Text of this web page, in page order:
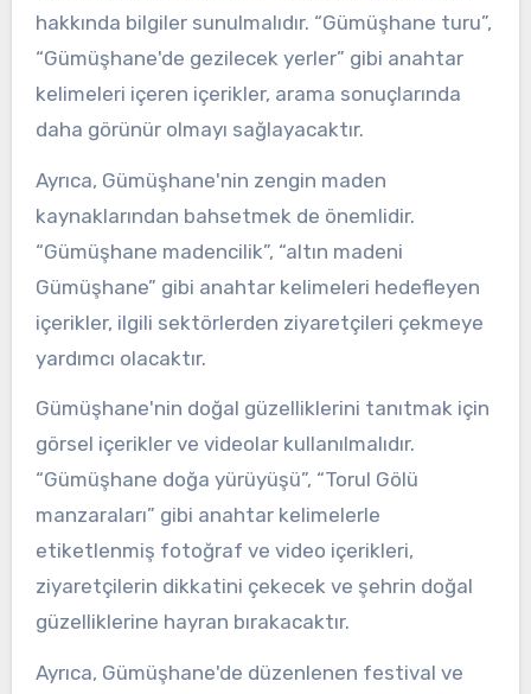
hakkında bilgiler sunulmalıdır. “Gümüşhane turu”,
“Gümüşhane'de gezilecek yerler” gibi anahtar
kelimeleri içeren içerikler, arama sonuçlarında
daha görünür olmayı sağlayacaktır.
Ayrıca, Gümüşhane'nin zengin maden
kaynaklarından bahsetmek de önemlidir.
“Gümüşhane madencilik”, “altın madeni
Gümüşhane” gibi anahtar kelimeleri hedefleyen
içerikler, ilgili sektörlerden ziyaretçileri çekmeye
yardımcı olacaktır.
Gümüşhane'nin doğal güzelliklerini tanıtmak için
görsel içerikler ve videolar kullanılmalıdır.
“Gümüşhane doğa yürüyüşü”, “Torul Gölü
manzaraları” gibi anahtar kelimelerle
etiketlenmiş fotoğraf ve video içerikleri,
ziyaretçilerin dikkatini çekecek ve şehrin doğal
güzelliklerine hayran bırakacaktır.
Ayrıca, Gümüşhane'de düzenlenen festival ve